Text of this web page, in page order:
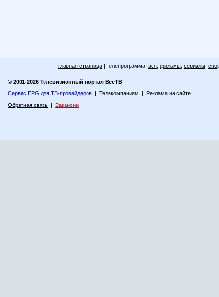
главная страница | телепрограмма: вся фильмы сериалы
© 2001-2026 Телевизионный портал ВсёТВ
Сервис EPG для ТВ-провайдеров | Телекомпаниям | Реклама на сайте
Обратная связь | Вакансии